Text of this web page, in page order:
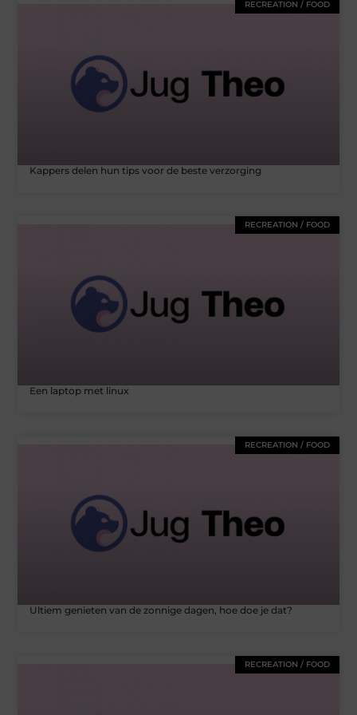
RECREATION / FOOD
Kappers delen hun tips voor de beste verzorging
RECREATION / FOOD
Een laptop met linux
RECREATION / FOOD
Ultiem genieten van de zonnige dagen, hoe doe je dat?
RECREATION / FOOD